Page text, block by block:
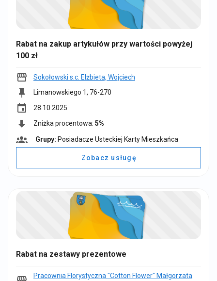
Rabat na zakup artykułów przy wartości powyżej
100 zł
Sokołowski s.c. Elżbieta, Wojciech
Limanowskiego 1, 76-270
event
28.10.2025
Zniżka procentowa: 5%
G
Grupy: Posiadacze Usteckiej Karty Mieszkańca
Zobacz usługę
Rabat na zestawy prezentowe
Pracownia Florystyczna "Cotton Flower" Małgorzata